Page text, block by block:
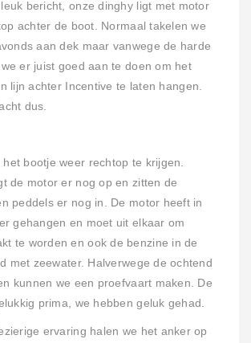
bericht, onze dinghy ligt met motor
achter de boot. Normaal takelen we
aan dek maar vanwege de harde
er juist goed aan te doen om het
lijn achter Incentive te laten hangen.
dus.
het bootje weer rechtop te krijgen.
de motor er nog op en zitten de
peddels er nog in. De motor heeft in
gehangen en moet uit elkaar om
te worden en ook de benzine in de
met zeewater. Halverwege de ochtend
kunnen we een proefvaart maken. De
prima, we hebben geluk gehad.
ervaring halen we het anker op